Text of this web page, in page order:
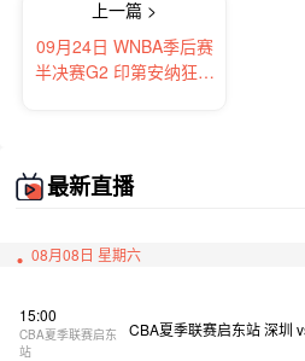
上一篇 >
09月24日 WNBA季后赛
半决赛G2 印第安纳狂热
最新直播
08月08日 星期六
15:00
CBA夏季联赛启东
站
CBA夏季联赛启东站 深圳